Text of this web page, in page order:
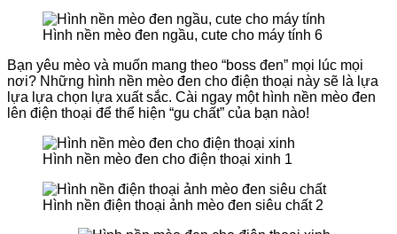
Hình nền mèo đen ngầu, cute cho máy tính 6
Bạn yêu mèo và muốn mang theo “boss đen” mọi lúc mọi
nơi? Những hình nền mèo đen cho điện thoại này sẽ là lựa
lựa lựa chọn lựa xuất sắc. Cài ngay một hình nền mèo đen
lên điện thoại để thể hiện “gu chất” của bạn nào!
Hình nền mèo đen cho điện thoại xinh 1
Hình nền điện thoại ảnh mèo đen siêu chất 2